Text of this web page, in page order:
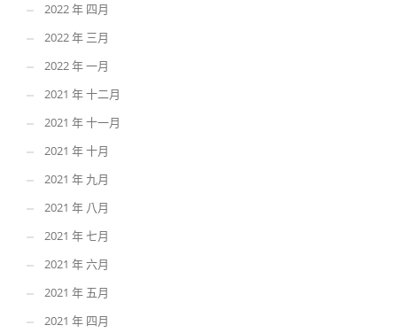
2022 年 四月
2022 年 三月
2022 年 一月
2021 年 十二月
2021 年 十一月
2021 年 十月
2021 年 九月
2021 年 八月
2021 年 七月
2021 年 六月
2021 年 五月
2021 年 四月